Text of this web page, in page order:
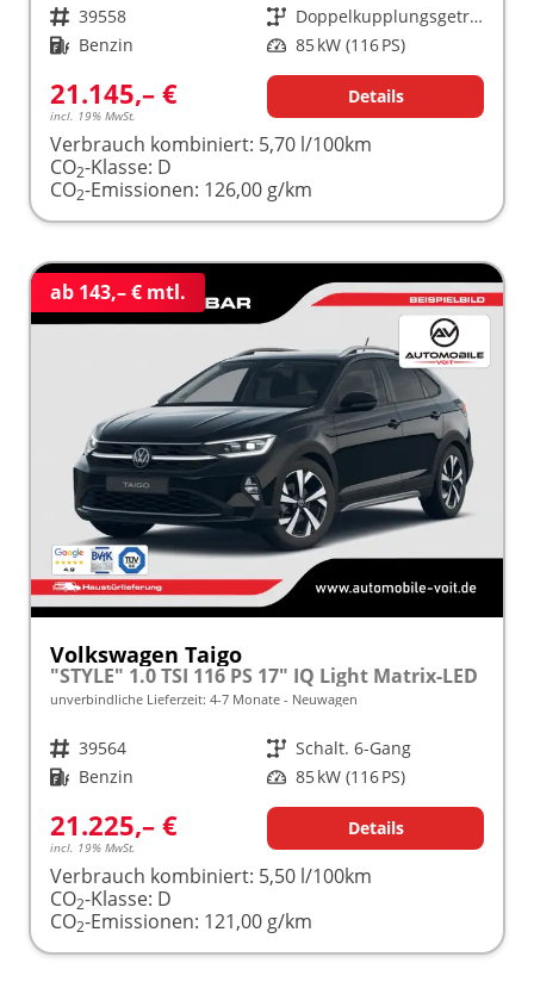
Fahrzeugnr. 39558 Getriebe
Doppelkupplungsgetriebe (DSG)
Kraftstoff Benzin Leistung 85 kW (116 PS)
21.145,– €
incl. 19% MwSt.
Details
Verbrauch kombiniert: 5,70 l/100km
CO2-Klasse: D
CO2-Emissionen: 126,00 g/km
ab 143,– € mtl.
Volkswagen Taigo
"STYLE" 1.0 TSI 116 PS 17" IQ Light Matrix-LED
unverbindliche Lieferzeit: 4-7 Monate Neuwagen
Fahrzeugnr. 39564 Getriebe Schalt. 6-Gang
Kraftstoff Benzin Leistung 85 kW (116 PS)
21.225,– €
incl. 19% MwSt.
Details
Verbrauch kombiniert: 5,50 l/100km
CO2-Klasse: D
CO2-Emissionen: 121,00 g/km